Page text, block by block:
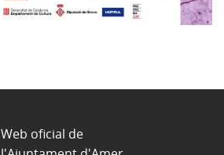
Web oficial de